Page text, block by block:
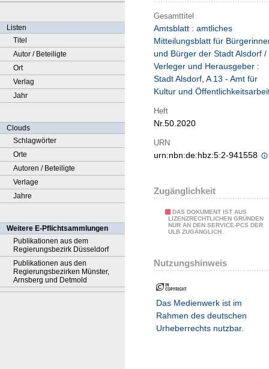
Listen
Titel
Autor / Beteiligte
Ort
Verlag
Jahr
Clouds
Schlagwörter
Orte
Autoren / Beteiligte
Verlage
Jahre
Weitere E-Pflichtsammlungen
Publikationen aus dem
Regierungsbezirk Düsseldorf
Publikationen aus den
Regierungsbezirken Münster,
Arnsberg und Detmold
Gesamttitel
Amtsblatt : amtliches
Mitteilungsblatt für
und Bürger der Stadt Alsdorf /
Verleger und Herausgeber :
Stadt Alsdorf, A 13 ‐ Amt für
Kultur und
Heft
Nr.50.2020
URN
urn:nbn:de:hbz:5:2-941558
Zugänglichkeit
DAS DOKUMENT IST AUS
LIZENZRECHTLICHEN GRÜNDEN
NUR AN DEN SERVICE-PCS DER
ULB ZUGÄNGLICH.
Nutzungshinweis
Das Medienwerk ist im
Rahmen des deutschen
Urheberrechts nutzbar.